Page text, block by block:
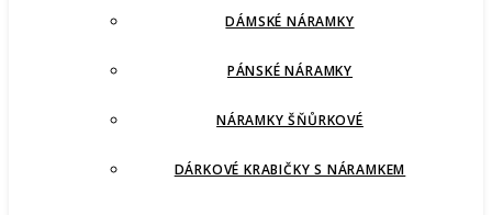
DÁMSKÉ NÁRAMKY
PÁNSKÉ NÁRAMKY
NÁRAMKY ŠŇŮRKOVÉ
DÁRKOVÉ KRABIČKY S NÁRAMKEM